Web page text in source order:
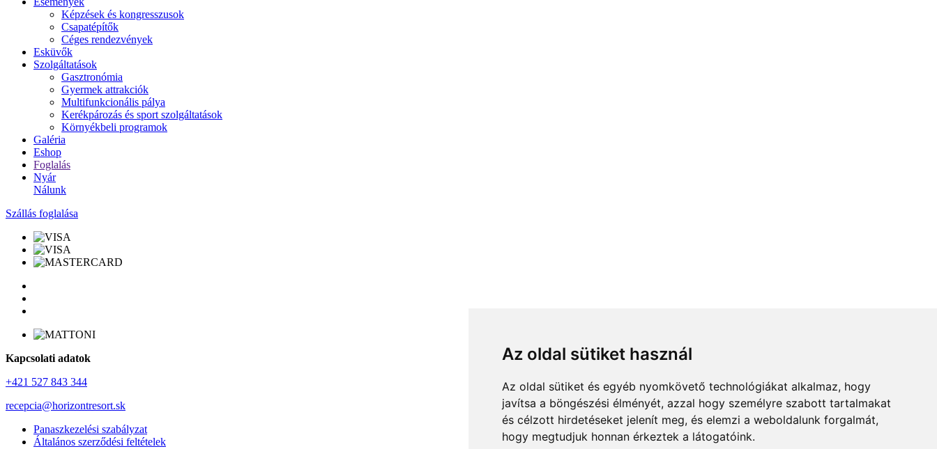
Az oldal sütiket használ
Az oldal sütiket és egyéb nyomkövető technológiákat alkalmaz, hogy
javítsa a böngészési élményét, azzal hogy személyre szabott tartalmakat
és célzott hirdetéseket jelenít meg, és elemzi a weboldalunk forgalmát,
hogy megtudjuk honnan érkeztek a látogatóink.
Képzések és kongresszusok
Csapatépítők
Céges rendezvények
Esküvők
Szolgáltatások
Gasztronómia
Gyermek attrakciók
Multifunkcionális pálya
Kerékpározás és sport szolgáltatások
Környékbeli programok
Galéria
Eshop
Foglalás
Nyár
Nálunk
Szállás foglalása
Kapcsolati adatok
+421 527 843 344
recepcia@horizontresort.sk
Panaszkezelési szabályzat
Általános szerződési feltételek